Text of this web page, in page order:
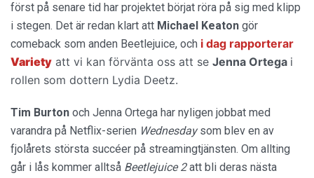
först på senare tid har projektet börjat röra på sig med klipp
i stegen. Det är redan klart att Michael Keaton gör
comeback som anden Beetlejuice, och i dag rapporterar
Variety att vi kan förvänta oss att se Jenna Ortega i
rollen som dottern Lydia Deetz.
Tim Burton och Jenna Ortega har nyligen jobbat med
varandra på Netflix-serien Wednesdaysom blev en av
fjolårets största succéer på streamingtjänsten. Om allting
går i lås kommer alltså Beetlejuice 2att bli deras nästa